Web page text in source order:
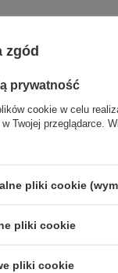
Spróbuj
w
kupić go w
zgód
prywatność
cookie w celu
Twojej przeglądarce.
pliki cookie
pliki cookie
pliki cookie